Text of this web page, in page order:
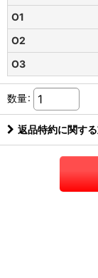
O1
O2
O3
数量:
返品特約に関す